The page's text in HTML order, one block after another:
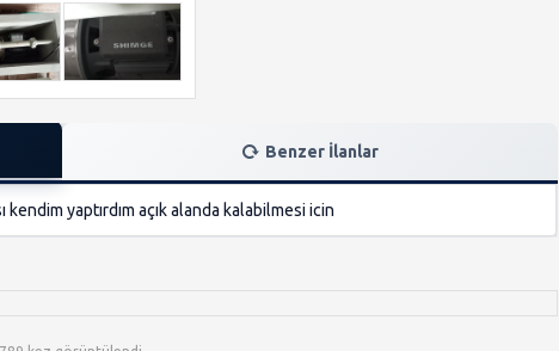
Benzer İlanlar
yaptırdım açık alanda kalabilmesi icin